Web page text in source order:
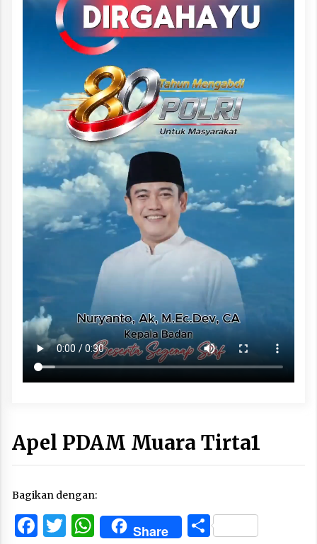
Apel PDAM Muara Tirta1
Bagikan dengan:
Facebook
Twitter
WhatsApp
Share Share